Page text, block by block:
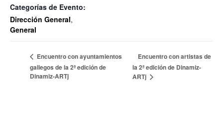
Categorías de Evento:
Dirección General,
General
Encuentro con ayuntamientos
gallegos de la 2ª edición de
Dinamiz-ARTj
Encuentro con artistas de
la 2ª edición de Dinamiz-
ARTj